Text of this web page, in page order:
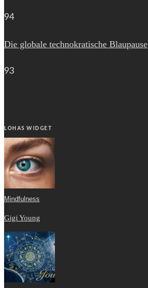
94
Die globale technokratische Blaupause
93
LOHAS WIDGET
Mindfulness
Gigi Young